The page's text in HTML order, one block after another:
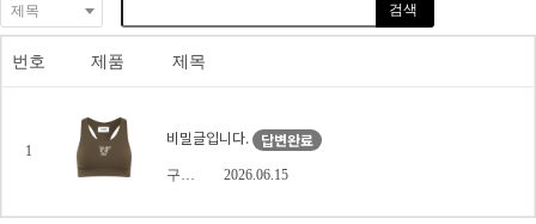
제목 검색
번호 제품 제목
1
비밀글입니다. 답변완료
2026.06.15